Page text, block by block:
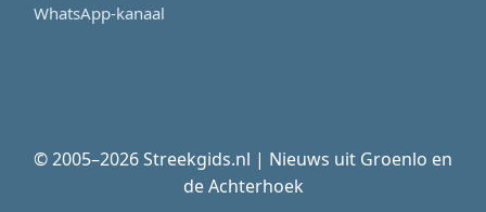
WhatsApp-kanaal
© 2005–2026 Streekgids.nl | Nieuws uit Groenlo en
de Achterhoek